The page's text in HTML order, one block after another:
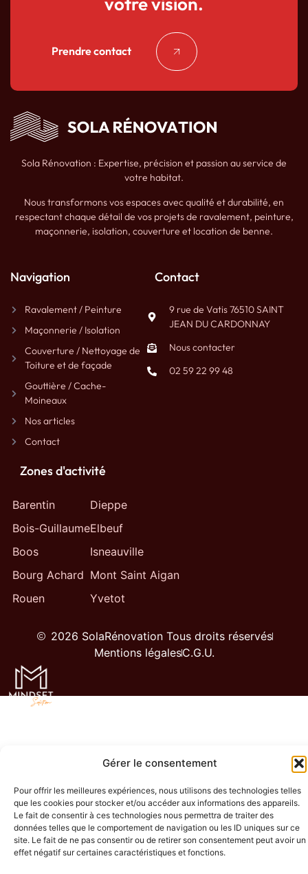
Gérer le consentement
Pour offrir les meilleures expériences, nous utilisons des technologies telles
que les cookies pour stocker et/ou accéder aux informations des appareils.
Le fait de consentir à ces technologies nous permettra de traiter des
données telles que le comportement de navigation ou les ID uniques sur ce
site. Le fait de ne pas consentir ou de retirer son consentement peut avoir un
effet négatif sur certaines caractéristiques et fonctions.
Prendre contact
Sola Rénovation : Expertise, précision et passion au service de
votre habitat.
Nous transformons vos espaces avec qualité et durabilité, en
respectant chaque détail de vos projets de ravalement, peinture,
maçonnerie, isolation, couverture et location de benne.
Navigation
Ravalement / Peinture
Maçonnerie / Isolation
Couverture / Nettoyage de
Toiture et de façade
Gouttière / Cache-
Moineaux
Nos articles
Contact
Contact
9 rue de Vatis 76510 SAINT
JEAN DU CARDONNAY
Nous contacter
02 59 22 99 48
Zones d'activité
Barentin
Bois-Guillaume
Boos
Bourg Achard
Rouen
Dieppe
Elbeuf
Isneauville
Mont Saint Aigan
Yvetot
2026 SolaRénovation Tous droits réservés
Mentions légalesC.G.U.